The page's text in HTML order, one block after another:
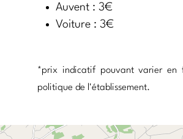
Auvent : 3€
Voiture : 3€
*prix indicatif pouvant varier en
politique de l'établissement.